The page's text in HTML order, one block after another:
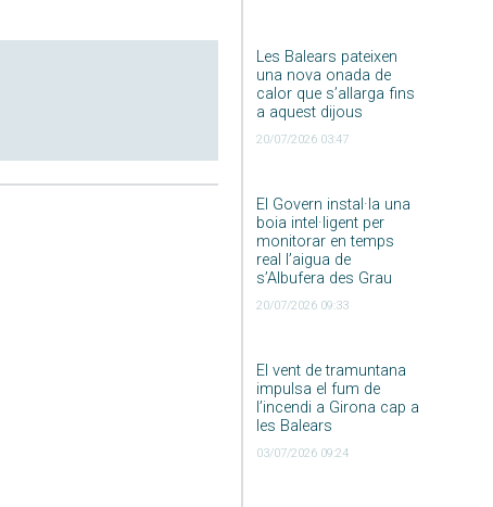
Les Balears pateixen
una nova onada de
calor que s’allarga fins
a aquest dijous
20/07/2026 03:47
El Govern instal·la una
boia intel·ligent per
monitorar en temps
real l’aigua de
s’Albufera des Grau
20/07/2026 09:33
El vent de tramuntana
impulsa el fum de
l’incendi a Girona cap a
les Balears
03/07/2026 09:24